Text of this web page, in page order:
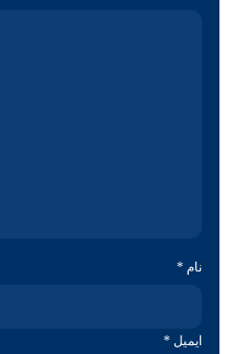
نام *
ایمیل *